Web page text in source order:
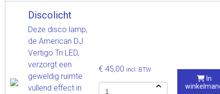
Discolicht
Deze disco lamp,
de American DJ
Vertigo Tri LED,
verzorgt een
geweldig ruimte
vullend effect in
€ 45,00 incl. BTW
In